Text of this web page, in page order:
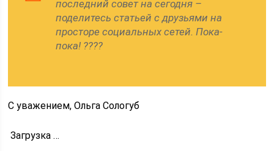
последний совет на сегодня –
поделитесь статьей с друзьями на
просторе социальных сетей. Пока-
пока! ????
С уважением, Ольга Сологуб
Загрузка …